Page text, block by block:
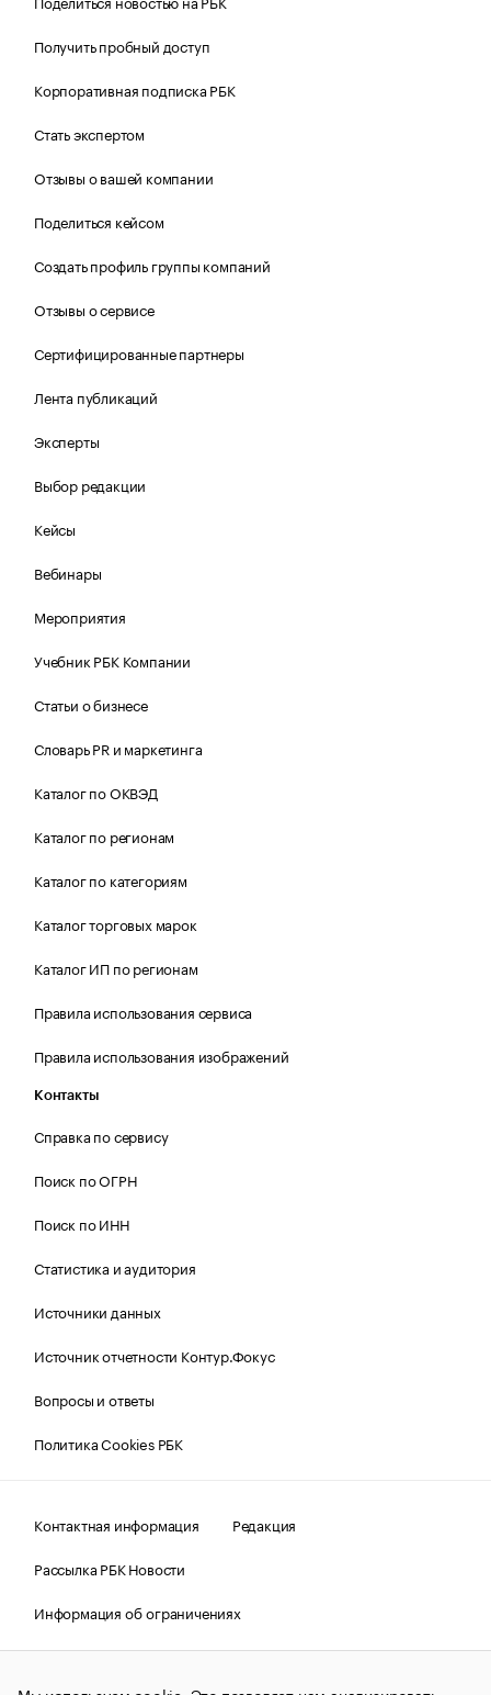
Получить пробный доступ
Корпоративная подписка РБК
Стать экспертом
Отзывы о вашей компании
Поделиться кейсом
Создать профиль группы компаний
Отзывы о сервисе
Сертифицированные партнеры
Лента публикаций
Эксперты
Выбор редакции
Кейсы
Вебинары
Мероприятия
Учебник РБК Компании
Статьи о бизнесе
Словарь PR и маркетинга
Каталог по ОКВЭД
Каталог по регионам
Каталог по категориям
Каталог торговых марок
Каталог ИП по регионам
Правила использования сервиса
Правила использования изображений
Контакты
Справка по сервису
Поиск по ОГРН
Поиск по ИНН
Статистика и аудитория
Источники данных
Источник отчетности Контур.Фокус
Вопросы и ответы
Политика Cookies РБК
Контактная информация
Редакция
Рассылка РБК Новости
Информация об ограничениях
Правовая информация
О соблюдении авторских прав